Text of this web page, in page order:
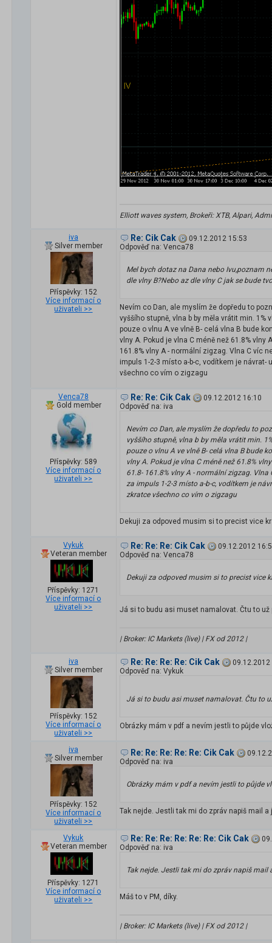
Elliott waves system, Brokeři: XTB, Alpari,
iva
Silver member
Příspěvky: 152
Více informací o
uživateli >>
Re: Cik Cak
09.12.2012 15:53
Odpověď na: Venca78
Mel bych dotaz na Dana nebo Ivu,poznam
dle vlny B?Nebo az dle vlny C jak se bude
Nevím co Dan, ale myslím že dopředu to
vyššího stupně, vlna b by měla vrátit min. 1%
pouze o vlnu A ve vlně B- celá vlna B bude
vlny A. Pokud je vlna C méně než 61.8%
161.8% vlny A - normální zigzag. Vlna C víc
impuls 1-2-3 místo a-b-c, vodítkem je návrat-
všechno co vím o zigzagu
Venca78
Gold member
Příspěvky: 589
Více informací o
uživateli >>
Re: Re: Cik Cak
09.12.2012 16:10
Odpověď na: iva
Nevím co Dan, ale myslím že dopředu to
vyššího stupně, vlna b by měla vrátit min.
pouze o vlnu A ve vlně B- celá vlna B bude
vlny A. Pokud je vlna C méně než 61.8%
61.8- 161.8% vlny A - normální zigzag.
za impuls 1-2-3 místo a-b-c, vodítkem je
zkratce všechno co vím o zigzagu
Dekuji za odpoved musim si to precist vice
Vykuk
Veteran member
Příspěvky: 1271
Více informací o
uživateli >>
Re: Re: Re: Cik Cak
09.12.2012
Odpověď na: Venca78
Dekuji za odpoved musim si to precist vice
Já si to budu asi muset namalovat. Čtu to
| Broker: IC Markets (live) | FX od 2012 |
iva
Silver member
Příspěvky: 152
Více informací o
uživateli >>
Re: Re: Re: Re: Cik Cak
09.12.2012
Odpověď na: Vykuk
Já si to budu asi muset namalovat. Čtu to
Obrázky mám v pdf a nevím jestli to půjde
iva
Silver member
Příspěvky: 152
Více informací o
uživateli >>
Re: Re: Re: Re: Re: Cik Cak
Odpověď na: iva
Obrázky mám v pdf a nevím jestli to půjde
Tak nejde. Jestli tak mi do zpráv napiš mail a
Vykuk
Veteran member
Příspěvky: 1271
Více informací o
uživateli >>
Re: Re: Re: Re: Re: Re: Cik Cak
Odpověď na: iva
Tak nejde. Jestli tak mi do zpráv napiš mail
Máš to v PM, díky.
| Broker: IC Markets (live) | FX od 2012 |